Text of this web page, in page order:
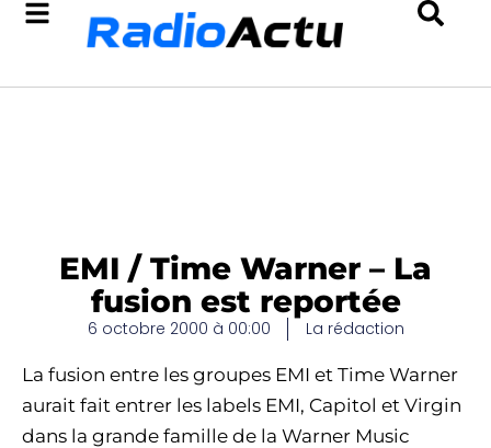
EMI / Time Warner – La
fusion est reportée
6 octobre 2000 à 00:00 La rédaction
La fusion entre les groupes EMI et Time Warner
aurait fait entrer les labels EMI, Capitol et Virgin
dans la grande famille de la Warner Music